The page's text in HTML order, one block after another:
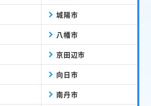
城陽市
八幡市
京田辺市
向日市
南丹市